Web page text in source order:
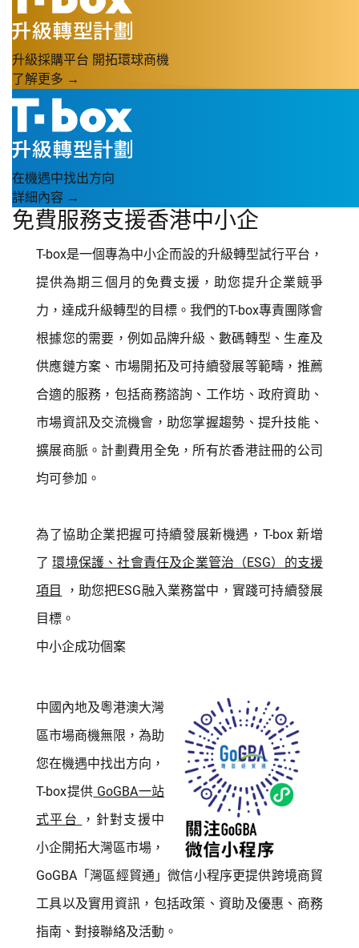
升級採購平台 開拓環球商機
了解更多 →
在機遇中找出方向
詳細內容 →
免費服務支援香港中小企
T-box是一個專為中小企而設的升級轉型試行平台，
提供為期三個月的免費支援，助您提升企業競爭
力，達成升級轉型的目標。我們的T-box專責團隊會
根據您的需要，例如品牌升級、數碼轉型、生產及
供應鏈方案、市場開拓及可持續發展等範疇，推薦
合適的服務，包括商務諮詢、工作坊、政府資助、
市場資訊及交流機會，助您掌握趨勢、提升技能、
擴展商脈。計劃費用全免，所有於香港註冊的公司
均可參加。
為了協助企業把握可持續發展新機遇，T-box 新增
了 環境保護、社會責任及企業管治（ESG）的支援
項目
，助您把ESG融入業務當中，實踐可持續發展
目標。
中小企成功個案
中國內地及粵港澳大灣
區市場商機無限，為助
您在機遇中找出方向，
T-box提供 GoGBA一站
式平台
，針對支援中
小企開拓大灣區市場，
GoGBA「灣區經貿通」微信小程序更提供跨境商貿
工具以及實用資訊，包括政策、資助及優惠、商務
指南、對接聯絡及活動。